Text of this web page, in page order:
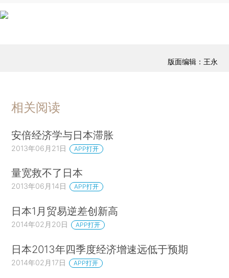
版面编辑：王永
相关阅读
安倍经济学与日本滞胀
2013年06月21日 APP打开
量宽救不了日本
2013年06月14日 APP打开
日本1月贸易逆差创新高
2014年02月20日 APP打开
日本2013年四季度经济增速远低于预期
2014年02月17日 APP打开